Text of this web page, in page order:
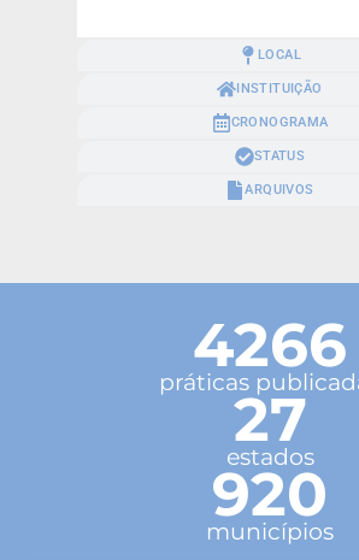
LOCAL
INSTITUIÇÃO
CRONOGRAMA
STATUS
ARQUIVOS
4266
práticas
27
estados
920
municípios